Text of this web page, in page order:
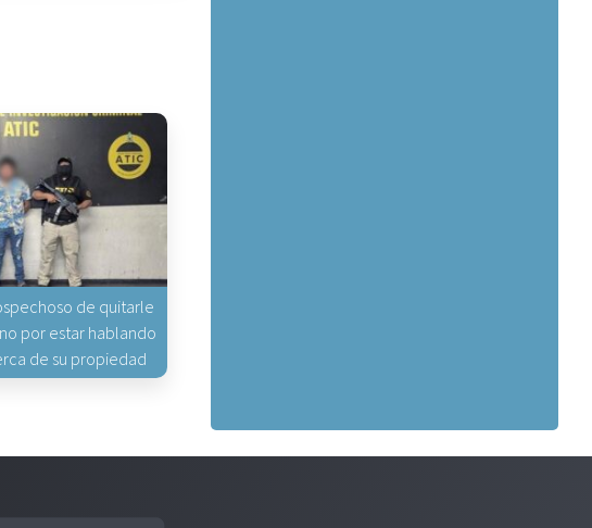
de quitarle
por estar hablando
de su propiedad